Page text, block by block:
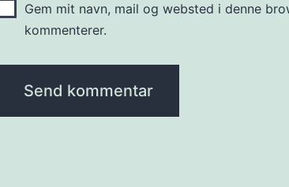
Gem mit navn, mail og websted i denne
kommenterer.